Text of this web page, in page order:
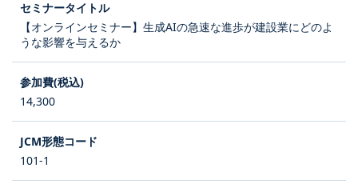
【オンラインセミナー】生成AIの急速な進歩が建設業にどのよ
うな影響を与えるか
14,300
101-1